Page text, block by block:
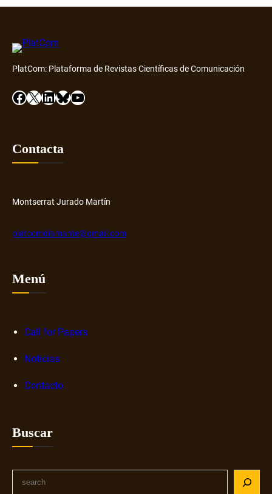
PlatCom: Plataforma de Revistas Científicas de Comunicación
Facebook X LinkedIn Bluesky YouTube
Contacta
Montserrat Jurado Martín
platcomdiamante@gmail.com
Menú
Call for Papers
Noticias
Contacto
Buscar